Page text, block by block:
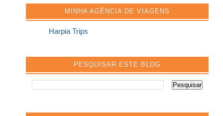
MINHA AGÊNCIA DE VIAGENS
Harpia Trips
PESQUISAR ESTE BLOG